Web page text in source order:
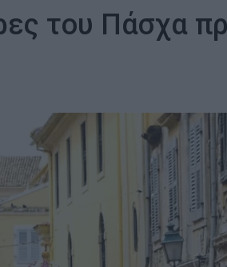
του Πάσχα